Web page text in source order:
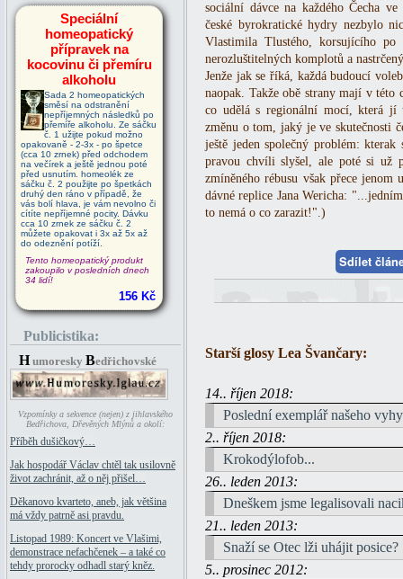
Speciální
homeopatický
přípravek na
kocovinu či přemíru
alkoholu
Sada 2 homeopatických
směsí na odstranění
nepříjemných následků po
přemíře alkoholu. Ze sáčku
č. 1 užijte pokud možno
opakovaně - 2-3x - po špetce
(cca 10 zrnek) před odchodem
na večírek a ještě jednou poté
před usnutím. homeolék ze
sáčku č. 2 použijte po špetkách
druhý den ráno v případě, že
vás bolí hlava, je vám nevolno či
cítíte nepříjemné pocity. Dávku
cca 10 zrnek ze sáčku č. 2
můžete opakovat i 3x až 5x až
do odeznění potíží.
Tento homeopatický produkt
zakoupilo v posledních dnech
34 lidí!
156 Kč
Publicistika:
H umoresky Bedřichovské
Vzpomínky a sekvence (nejen) z jihlavského
Bedřichova, Dřevěných Mlýnů a okolí:
Příběh dušičkový…
Jak hospodář Václav chtěl tak usilovně
život zachránit, až o něj přišel…
Děkanovo kvarteto, aneb, jak většina
má vždy patrně asi pravdu.
Listopad 1989: Koncert ve Vlašimi,
demonstrace nefachčenek – a také co
tehdy prorocky odhadl starý kněz.
sociální dávce na každého Čecha
české byrokratické hydry nezbylo
Vlastimila Tlustého, korsujícího po
nerozluštitelných komplotů a
Jenže jak se říká, každá budoucí
naopak. Takže obě strany mají v
co udělá s regionální mocí, která jí
změnu o tom, jaký je ve skutečnosti
ještě jeden společný problém:
pravou chvíli slyšel, ale poté si už
zmíněného rébusu však přece jenom
dávné replice Jana Wericha:
to nemá o co zarazit!".)
Sdílet
Starší glosy Lea Švančary:
14.. říjen 2018:
Poslední exemplář našeho
2.. říjen 2018:
Krokodýlofob...
26.. leden 2013:
Dneškem jsme legalisovali
21.. leden 2013:
Snaží se Otec lži uhájit posice?
5.. prosinec 2012: